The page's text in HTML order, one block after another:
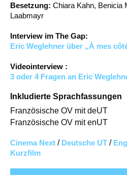
Besetzung: Chiara Kahn, Benicia
Laabmayr
Interview im The Gap:
Eric Weglehner über „À mes
Videointerview :
3 oder 4 Fragen an Eric
Inkludierte Sprachfassungen
Französische OV mit deUT
Französische OV mit enUT
Cinema Next / Deutsche UT /
Kurzfilm